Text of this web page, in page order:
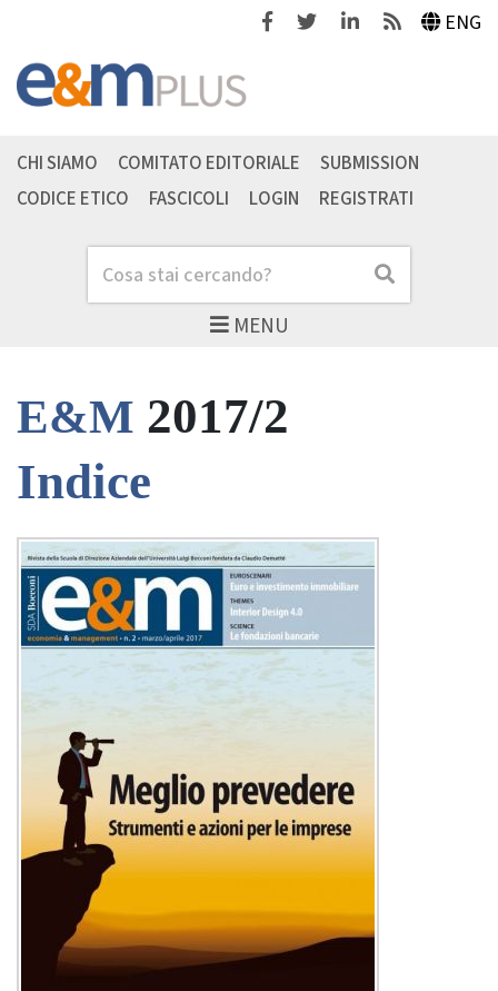
FacebookTwitterLinkedinFeeds ENG
MENU
Cerca Cerca
CHI SIAMO COMITATO EDITORIALE
SUBMISSION
CODICE ETICO
FASCICOLI LOGIN REGISTRATI
E&M 2017/2
Indice